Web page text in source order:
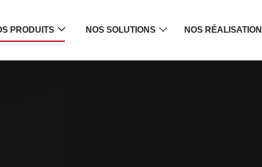
PRODUITS NOS SOLUTIONS NOS RÉALISATION